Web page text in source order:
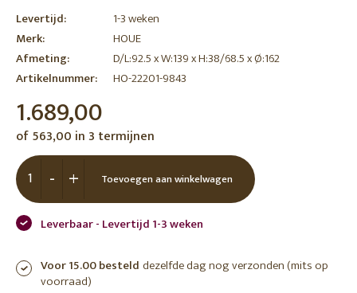
Levertijd:
1-3 weken
Merk:
HOUE
Afmeting:
D/L:92.5 x W:139 x H:38/68.5 x Ø:162
Artikelnummer:
HO-22201-9843
1.689,00
of 563,00 in 3 termijnen
+
- Toevoegen aan winkelwagen
Leverbaar - Levertijd 1-3 weken
Voor 15.00 besteld dezelfde dag nog verzonden (mits op
voorraad)